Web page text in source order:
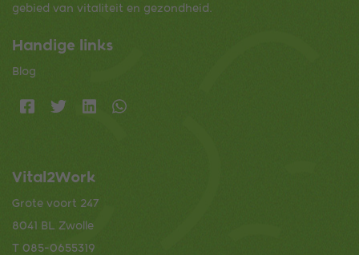
gebied van vitaliteit en gezondheid.
Handige links
Blog
Vital2Work
Grote voort 247
8041 BL Zwolle
T 085-0655319